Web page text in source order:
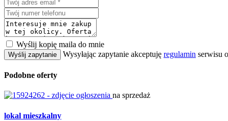
Wyślij kopię maila do mnie
Wyślij zapytanie Wysyłając zapytanie akceptuję regulamin serwisu
Podobne oferty
na sprzedaż
lokal mieszkalny